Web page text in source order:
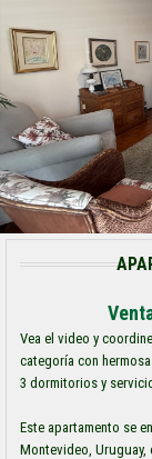
Vea el video y
categoría con
3 dormitorios y
Este apartamento se
Montevideo, Uruguay,